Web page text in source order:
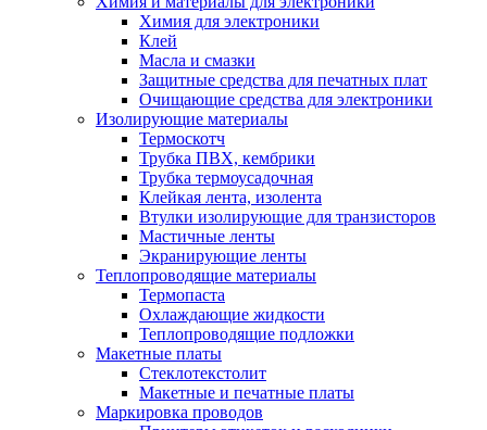
Химия для электроники
Клей
Масла и смазки
Защитные средства для печатных плат
Очищающие средства для электроники
Изолирующие материалы
Термоскотч
Трубка ПВХ, кембрики
Трубка термоусадочная
Клейкая лента, изолента
Втулки изолирующие для транзисторов
Мастичные ленты
Экранирующие ленты
Теплопроводящие материалы
Термопаста
Охлаждающие жидкости
Теплопроводящие подложки
Макетные платы
Стеклотекстолит
Макетные и печатные платы
Маркировка проводов